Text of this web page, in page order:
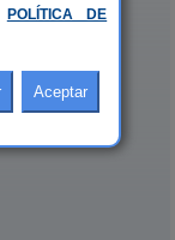
POLÍTICA DE